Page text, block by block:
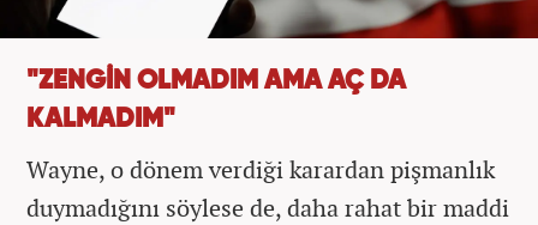
"ZENGİN OLMADIM AMA AÇ DA
KALMADIM"
Wayne, o dönem verdiği karardan pişmanlık
duymadığını söylese de, daha rahat bir maddi